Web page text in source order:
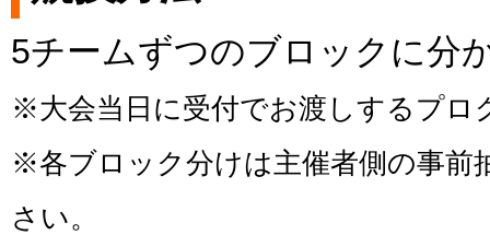
5チームずつのブロックに分
※大会当日に受付でお渡しするプロ
※各ブロック分けは主催者側の事前
さい。